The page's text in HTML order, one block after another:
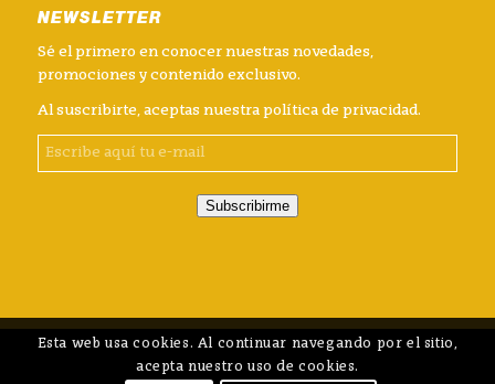
NEWSLETTER
Sé el primero en conocer nuestras novedades,
promociones y contenido exclusivo.
Al suscribirte, aceptas nuestra política de privacidad.
Subscribirme
Esta web usa cookies. Al continuar navegando por el sitio,
acepta nuestro uso de cookies.